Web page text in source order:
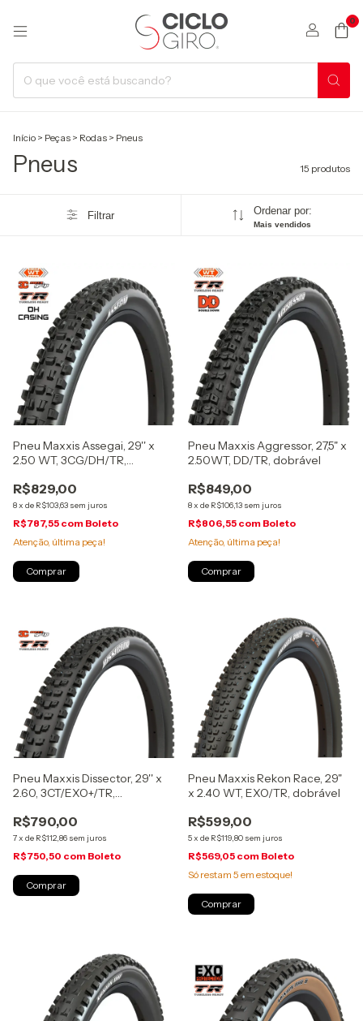
0
Início > Peças > Rodas > Pneus
Pneus 15 produtos
Filtrar Ordenar por:
Mais vendidos
Pneu Maxxis Assegai, 29'' x
2.50 WT, 3CG/DH/TR,
R$829,00
8x de R$103,63 sem juros
R$787,55 com Boleto
Atenção, última peça!
Pneu Maxxis Aggressor, 27,5" x
2.50WT, DD/TR, dobrável
R$849,00
8x de R$106,13 sem juros
R$806,55 com Boleto
Atenção, última peça!
Pneu Maxxis Dissector, 29'' x
2.60, 3CT/EXO+/TR,
R$790,00
7x de R$112,86 sem juros
R$750,50 com Boleto
Pneu Maxxis Rekon Race, 29"
x 2.40 WT, EXO/TR, dobrável
R$599,00
5x de R$119,80 sem juros
R$569,05 com Boleto
Só restam 5 em estoque!